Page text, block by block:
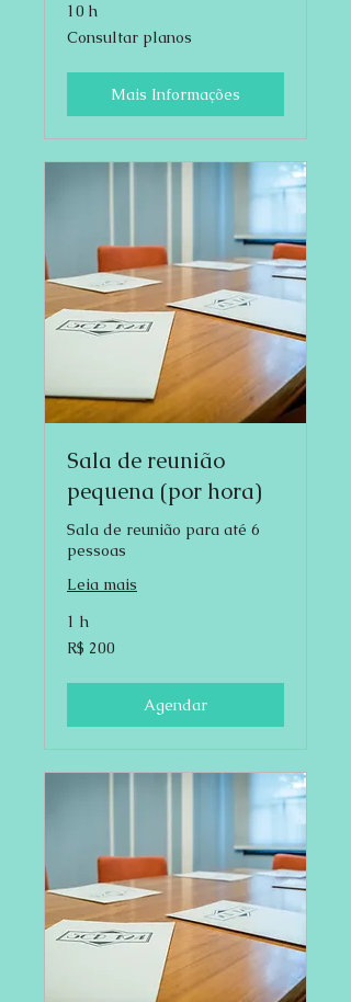
10 h
Consultar
planos
Consultar planos
Mais Informações
Sala de reunião
pequena (por hora)
Sala de reunião para até 6
pessoas
Leia mais
1 h
200
Reais
R$ 200
Agendar